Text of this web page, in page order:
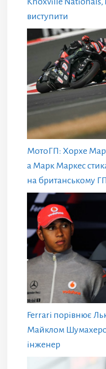
виступити
МотоГП: Хорхе
а Марк Маркес
на британському
Ferrari порівнює
Майклом
інженер